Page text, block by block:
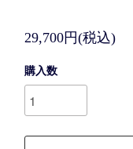
29,700円(税込)
購入数